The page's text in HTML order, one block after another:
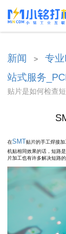
新闻 >
专
站式服务
贴片是如何检查
在SMT贴片的手工焊接
机贴相同效果的话，短路
片加工也有许多解决短路